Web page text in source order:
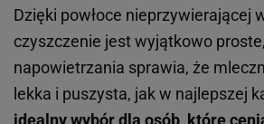
Dzięki powłoce nieprzywierającej
czyszczenie jest wyjątkowo
napowietrzania sprawia, że
lekka i puszysta, jak w najlepszej
idealny wybór dla osób, które